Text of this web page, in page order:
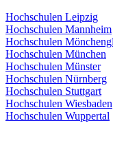
Hochschulen Leipzig
Hochschulen Mannheim
Hochschulen
Hochschulen München
Hochschulen Münster
Hochschulen Nürnberg
Hochschulen Stuttgart
Hochschulen Wiesbaden
Hochschulen Wuppertal